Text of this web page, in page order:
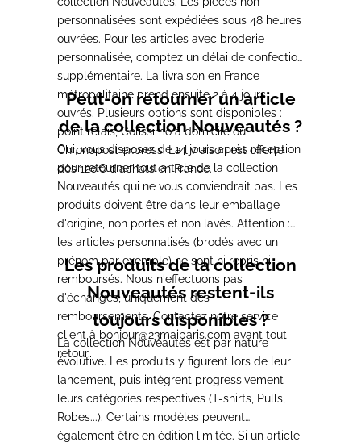
personnalisées sont expédiées sous 48 heures
ouvrées. Pour les articles avec broderie
personnalisée, comptez un délai de confection
supplémentaire. La livraison en France
métropolitaine prend ensuite 2 à 4 jours
ouvrés. Plusieurs options sont disponibles :
point relais, Colissimo à domicile ou
Chronopost express. La livraison est offerte
dès 120€ d'achats en France.
Peut-on retourner un article
de la collection Nouveautés ?
Oui, vous disposez de 14 jours après réception
pour retourner tout article de la collection
Nouveautés qui ne vous conviendrait pas. Les
produits doivent être dans leur emballage
d'origine, non portés et non lavés. Attention :
les articles personnalisés (brodés avec un
prénom par exemple) ne sont ni repris ni
remboursés. Nous n'effectuons pas
d'échanges, uniquement des
remboursements. Contactez notre service
client à bonjour@23maiparis.com avant tout
retour.
Les produits de la collection
Nouveautés restent-ils
toujours disponibles ?
La collection Nouveautés est par nature
évolutive. Les produits y figurent lors de leur
lancement, puis intègrent progressivement
leurs catégories respectives (T-shirts, Pulls,
Robes...). Certains modèles peuvent
également être en édition limitée. Si un article